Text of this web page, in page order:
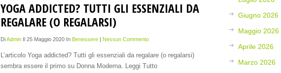
YOGA ADDICTED? TUTTI GLI ESSENZIALI DA
REGALARE (O REGALARSI)
DiAdmin Il 25 Maggio 2020 In Benessere Nessun Commento
L’articolo Yoga addicted? Tutti gli essenziali da regalare (o regalarsi)
sembra essere il primo su Donna Moderna. Leggi Tutto
Giugno 2026
Maggio 2026
Aprile 2026
Marzo 2026